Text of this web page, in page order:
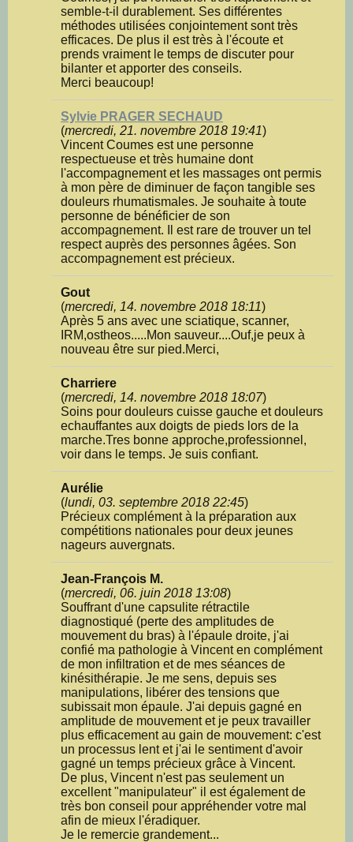
semble-t-il durablement. Ses différentes
méthodes utilisées conjointement sont très
efficaces. De plus il est très à l'écoute et
prends vraiment le temps de discuter pour
bilanter et apporter des conseils.
Merci beaucoup!
Sylvie PRAGER SECHAUD
(mercredi, 21. novembre 2018 19:41)
Vincent Coumes est une personne
respectueuse et très humaine dont
l'accompagnement et les massages ont permis
à mon père de diminuer de façon tangible ses
douleurs rhumatismales. Je souhaite à toute
personne de bénéficier de son
accompagnement. Il est rare de trouver un tel
respect auprès des personnes âgées. Son
accompagnement est précieux.
Gout
(mercredi, 14. novembre 2018 18:11)
Après 5 ans avec une sciatique, scanner,
IRM,ostheos.....Mon sauveur....Ouf,je peux à
nouveau être sur pied.Merci,
Charriere
(mercredi, 14. novembre 2018 18:07)
Soins pour douleurs cuisse gauche et douleurs
echauffantes aux doigts de pieds lors de la
marche.Tres bonne approche,professionnel,
voir dans le temps. Je suis confiant.
Aurélie
(lundi, 03. septembre 2018 22:45)
Précieux complément à la préparation aux
compétitions nationales pour deux jeunes
nageurs auvergnats.
Jean-François M.
(mercredi, 06. juin 2018 13:08)
Souffrant d'une capsulite rétractile
diagnostiqué (perte des amplitudes de
mouvement du bras) à l'épaule droite, j'ai
confié ma pathologie à Vincent en complément
de mon infiltration et de mes séances de
kinésithérapie. Je me sens, depuis ses
manipulations, libérer des tensions que
subissait mon épaule. J'ai depuis gagné en
amplitude de mouvement et je peux travailler
plus efficacement au gain de mouvement: c'est
un processus lent et j'ai le sentiment d'avoir
gagné un temps précieux grâce à Vincent.
De plus, Vincent n'est pas seulement un
excellent "manipulateur" il est également de
très bon conseil pour appréhender votre mal
afin de mieux l'éradiquer.
Je le remercie grandement...